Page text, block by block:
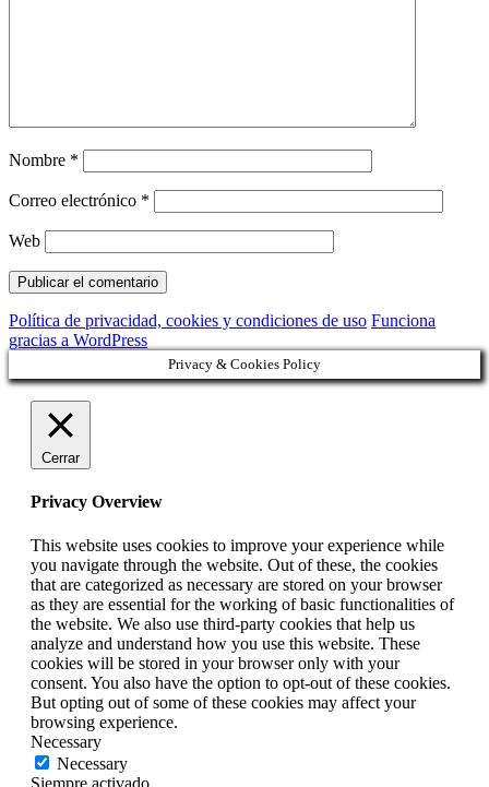
Nombre *
Correo electrónico *
Web
Política de privacidad, cookies y condiciones de uso Funciona
gracias a WordPress
Privacy & Cookies Policy
Cerrar
Privacy Overview
This website uses cookies to improve your experience while
you navigate through the website. Out of these, the cookies
that are categorized as necessary are stored on your browser
as they are essential for the working of basic functionalities of
the website. We also use third-party cookies that help us
analyze and understand how you use this website. These
cookies will be stored in your browser only with your
consent. You also have the option to opt-out of these cookies.
But opting out of some of these cookies may affect your
browsing experience.
Necessary
Necessary
Siempre activado